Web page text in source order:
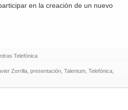
en la creación de un nuevo
Telefónica
Zorrilla presentación Talentum Telefónica